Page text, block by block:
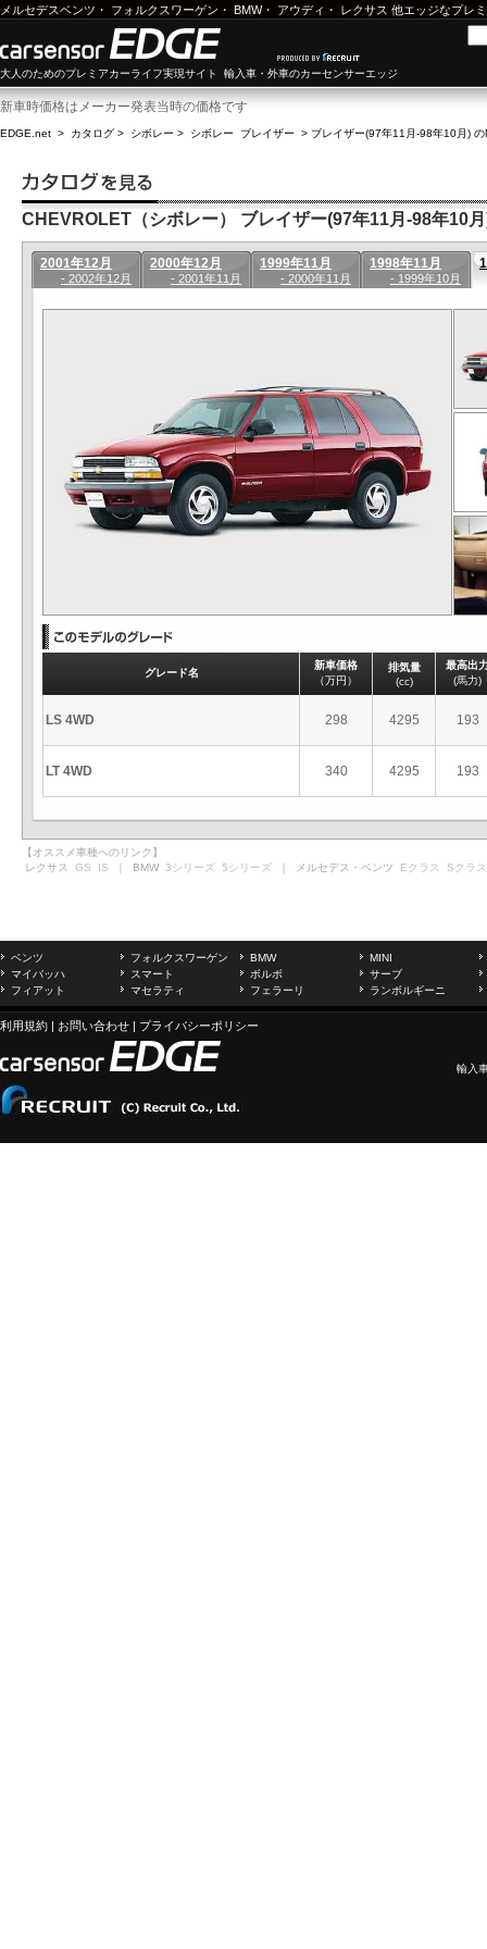
メルセデスベンツ ・ フォルクスワーゲン ・ BMW・ アウディ ・ レクサス 他エッジなプレ
大人のためのプレミアカーライフ実現サイト 輸入車・外車のカーセンサーエッジ
新車時価格はメーカー発表当時の価格です
EDGE.net > カタログ > シボレー > シボレー ブレイザー > ブレイザー(97年11月-98年10月) の
CHEVROLET（シボレー） ブレイザー(97年11月-98年10
2001年12月
- 2002年12月
2000年12月
- 2001年11月
1999年11月
- 2000年11月
1998年11月
- 1999年10月
グレード名
新車価格
（万円）
排気量
(cc)
最高出
(馬力)
LS 4WD 298 4295 193
LT 4WD 340 4295 193
【オススメ車種へのリンク】
レクサス GS IS ｜ BMW 3シリーズ 5シリーズ ｜ メルセデス・ベンツ Eクラス Sクラス
ベンツ フォルクスワーゲン BMW
MINI
マイバッハ
スマート ボルボ
サーブ
フィアット
マセラティ フェラーリ ランボルギーニ
利用規約 | お問い合わせ | プライバシーポリシー
輸入